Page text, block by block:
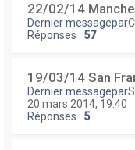
22/02/14
Dernier messagepar
Réponses : 57
19/03/14 San
Dernier messagepar
20 mars 2014, 19:40
Réponses : 5